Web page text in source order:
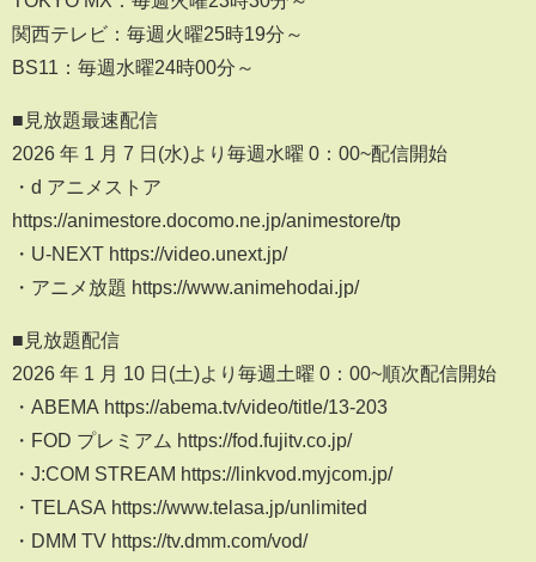
関西テレビ：毎週火曜25時19分～
BS11：毎週水曜24時00分～
■見放題最速配信
2026 年 1 月 7 日(水)より毎週水曜 0：00~配信開始
・d アニメストア
https://animestore.docomo.ne.jp/animestore/tp
・U-NEXT https://video.unext.jp/
・アニメ放題 https://www.animehodai.jp/
■見放題配信
2026 年 1 月 10 日(土)より毎週土曜 0：00~順次配信開始
・ABEMA https://abema.tv/video/title/13-203
・FOD プレミアム https://fod.fujitv.co.jp/
・J:COM STREAM https://linkvod.myjcom.jp/
・TELASA https://www.telasa.jp/unlimited
・DMM TV https://tv.dmm.com/vod/